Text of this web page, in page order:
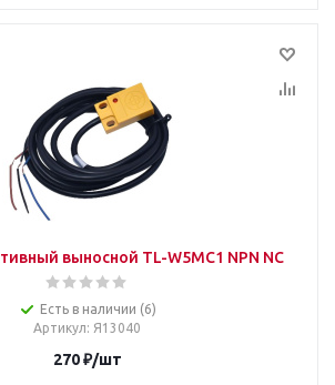
выносной TL-W5MC1 NPN NC
Есть в наличии (6)
Артикул: Я13040
270₽/шт